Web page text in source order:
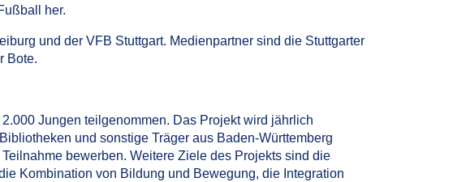
her.
und der VFB Stuttgart. Medienpartner sind die Stuttgarter
Bote.
Jungen teilgenommen. Das Projekt wird jährlich
und sonstige Träger aus Baden-Württemberg
bewerben. Weitere Ziele des Projekts sind die
Kombination von Bildung und Bewegung, die Integration